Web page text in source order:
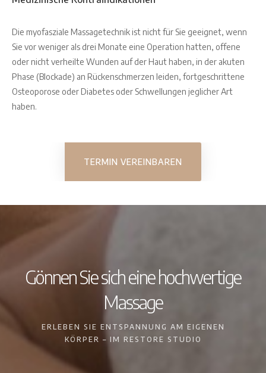
Die myofasziale Massagetechnik ist nicht für Sie geeignet, wenn
Sie vor weniger als drei Monate eine Operation hatten, offene
oder nicht verheilte Wunden auf der Haut haben, in der akuten
Phase (Blockade) an Rückenschmerzen leiden, fortgeschrittene
Osteoporose oder Diabetes oder Schwellungen jeglicher Art
haben.
TERMIN VEREINBAREN
Gönnen Sie sich eine hochwertige
Massage
ERLEBEN SIE ENTSPANNUNG AM EIGENEN
KÖRPER – IM RESTORE STUDIO